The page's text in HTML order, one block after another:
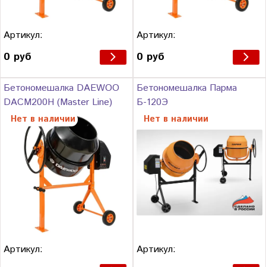
Артикул:
0 руб
Артикул:
0 руб
Бетономешалка DAEWOO
DACM200H (Master Line)
Нет в наличии
Артикул:
Бетономешалка Парма
Б-120Э
Нет в наличии
Артикул: